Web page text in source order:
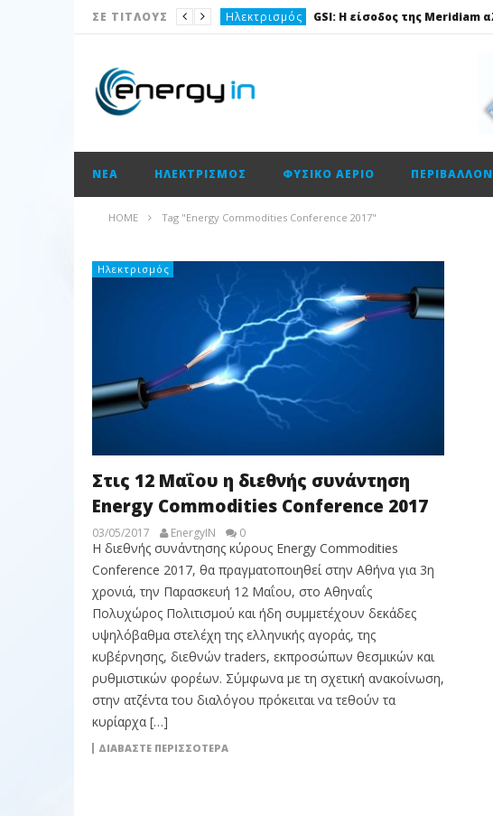
ΣΕ ΤΙΤΛΟΥΣ Ηλεκτρισμός
Νέα
Ισολογισμοί
ΝΈΑ ΗΛΕΚΤΡΙΣΜΌΣ ΦΥΣΙΚΌ ΑΈΡΙΟ ΠΕΡΙΒΆΛΛΟΝ
HOME Tag "Energy Commodities Conference 2017"
Ηλεκτρισμός
Στις 12 Μαΐου η διεθνής συνάντηση
Energy Commodities Conference 2017
03/05/2017 EnergyIN 0
Η διεθνής συνάντησης κύρους Energy Commodities
Conference 2017, θα πραγματοποιηθεί στην Αθήνα για 3η
χρονιά, την Παρασκευή 12 Μαΐου, στο Αθηναΐς
Πολυχώρος Πολιτισμού και ήδη συμμετέχουν δεκάδες
υψηλόβαθμα στελέχη της ελληνικής αγοράς, της
κυβέρνησης, διεθνών traders, εκπροσώπων θεσμικών και
ρυθμιστικών φορέων. Σύμφωνα με τη σχετική ανακοίνωση,
στην ατζέντα του διαλόγου πρόκειται να τεθούν τα
κυρίαρχα […]
ΔΙΑΒΆΣΤΕ ΠΕΡΙΣΣΌΤΕΡΑ